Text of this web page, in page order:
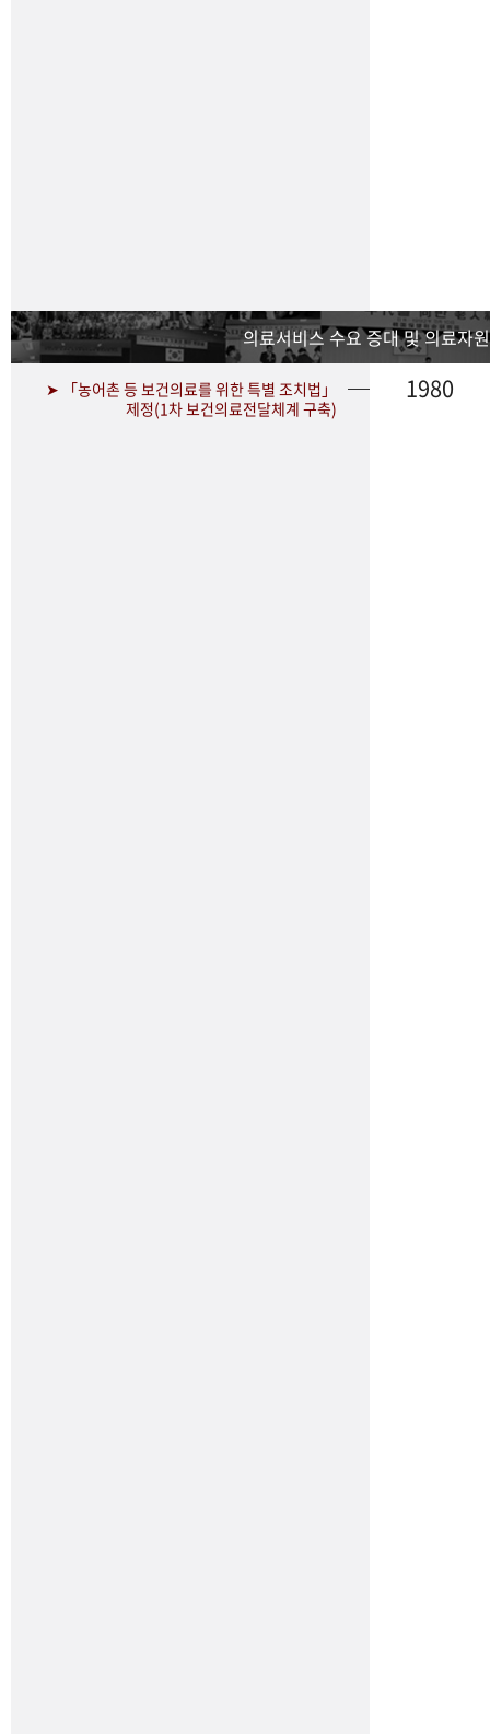
의료서비스 수요 증대 및 의료자
➤ 「농어촌 등 보건의료를 위한 특별 조치법」
제정(1차 보건의료전달체계 구축)
1980